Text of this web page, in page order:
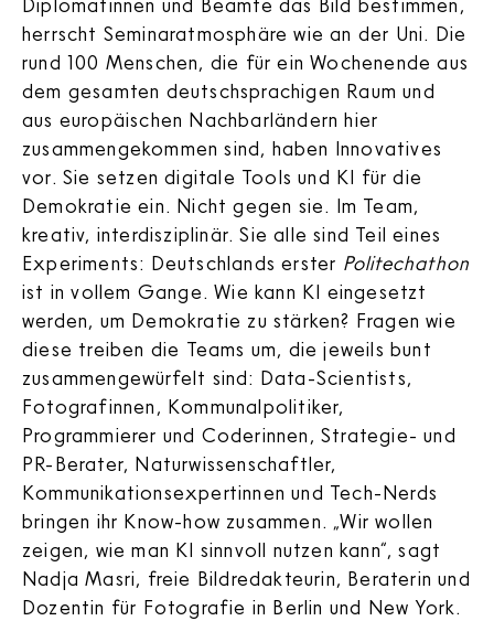
herrscht Seminaratmosphäre wie an der Uni. Die
rund 100 Menschen, die für ein Wochenende aus
dem gesamten deutschsprachigen Raum und
aus europäischen Nachbarländern hier
zusammengekommen sind, haben Innovatives
vor. Sie setzen digitale Tools und KI für die
Demokratie ein. Nicht gegen sie. Im Team,
kreativ, interdisziplinär. Sie alle sind Teil eines
Experiments: Deutschlands erster Politechathon
ist in vollem Gange. Wie kann KI eingesetzt
werden, um Demokratie zu stärken? Fragen wie
diese treiben die Teams um, die jeweils bunt
zusammengewürfelt sind: Data-Scientists,
Fotografinnen, Kommunalpolitiker,
Programmierer und Coderinnen, Strategie- und
PR-Berater, Naturwissenschaftler,
Kommunikationsexpertinnen und Tech-Nerds
bringen ihr Know-how zusammen. „Wir wollen
zeigen, wie man KI sinnvoll nutzen kann“, sagt
Nadja Masri, freie Bildredakteurin, Beraterin und
Dozentin für Fotografie in Berlin und New York.